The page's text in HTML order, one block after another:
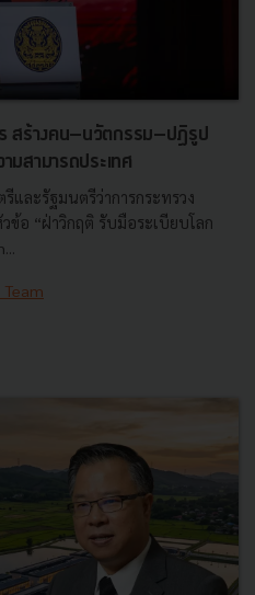
สร้างคน–นวัตกรรม–ปฏิรูป
มสามารถประเทศ
ละรัฐมนตรีว่าการกระทรวง
ข้อ “ฝ่าวิกฤติ รับมือระเบียบโลก
Team